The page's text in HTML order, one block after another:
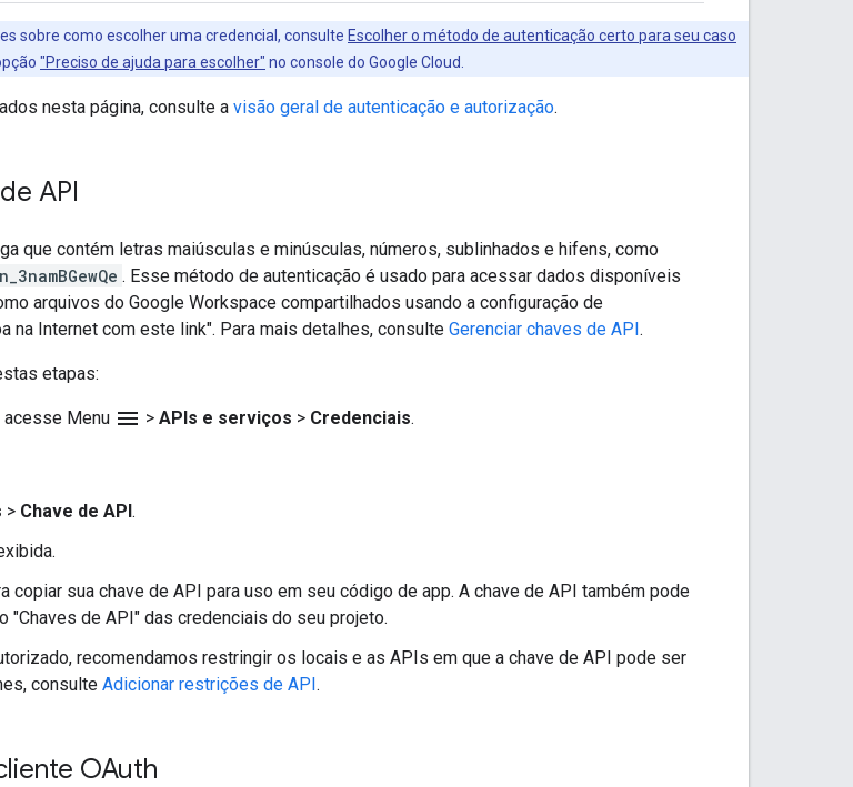
sobre como escolher uma credencial, consulte Escolher o método de autenticação certo para seu caso
"Preciso de ajuda para escolher" no console do Google Cloud.
nesta página, consulte a visão geral de autenticação e autorização.
API
que contém letras maiúsculas e minúsculas, números, sublinhados e hifens, como
. Esse método de autenticação é usado para acessar dados disponíveis
arquivos do Google Workspace compartilhados usando a configuração de
na Internet com este link". Para mais detalhes, consulte Gerenciar chaves de API.
etapas:
acesse Menu menu > APIs e serviços > Credenciais.
> Chave de API.
copiar sua chave de API para uso em seu código de app. A chave de API também pode
"Chaves de API" das credenciais do seu projeto.
recomendamos restringir os locais e as APIs em que a chave de API pode ser
consulte Adicionar restrições de API.
OAuth